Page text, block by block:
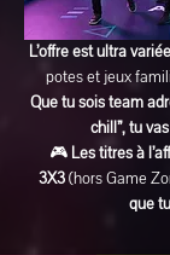
L’offre est ultra
potes et jeux
Que tu sois team
chill”, tu
🎮 Les titres à
3X3 (hors Game
que